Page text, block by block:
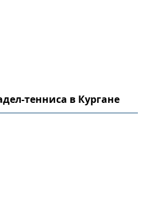
тенниса в Кургане